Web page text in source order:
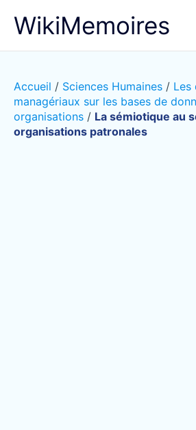
WikiMemoires
Accueil / Sciences Humaines / Les
managériaux sur les bases de
organisations / La sémiotique au
organisations patronales